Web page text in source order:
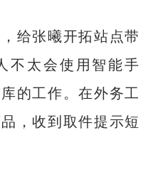
给张曦开拓站点带
不太会使用智能手
的工作。在外务工
，收到取件提示短